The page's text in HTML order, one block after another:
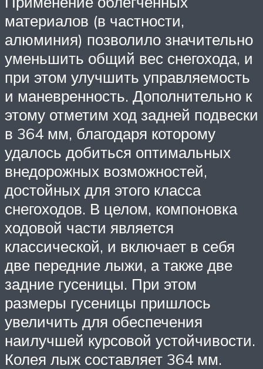
материалов (в частности,
алюминия) позволило значительно
уменьшить общий вес снегохода, и
при этом улучшить управляемость
и маневренность. Дополнительно к
этому отметим ход задней подвески
в 364 мм, благодаря которому
удалось добиться оптимальных
внедорожных возможностей,
достойных для этого класса
снегоходов. В целом, компоновка
ходовой части является
классической, и включает в себя
две передние лыжи, а также две
задние гусеницы. При этом
размеры гусеницы пришлось
увеличить для обеспечения
наилучшей курсовой устойчивости.
Колея лыж составляет 364 мм.